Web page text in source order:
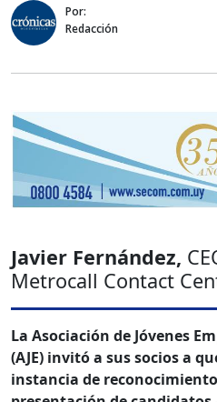
Por:
Redacción
Javier Fernández,
Metrocall Contact
La Asociación de Jóvenes
(AJE) invitó a sus socios a
instancia de